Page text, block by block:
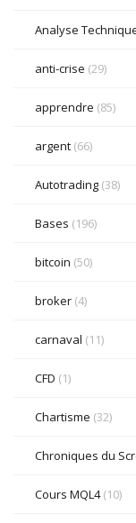
Analyse
anti-crise (29)
apprendre (85)
argent (66)
Autotrading (38)
Bases (196)
bitcoin (50)
broker (4)
carnaval (11)
CFD (1)
Chartisme (32)
Chroniques du
Cours MQL4(10)